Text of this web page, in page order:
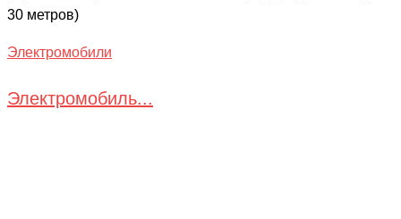
30 метров)
Электромобили
Электромобиль...